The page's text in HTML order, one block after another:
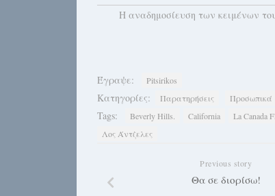
H αναδημοσίευση των κειμένων
Έγραψε: Pitsirikos
Κατηγορίες: Παρατηρήσεις Προσωπικά
Tags: Beverly Hills. California La Canada
Λος Άντζελες
Previous story
Θα σε διορίσω!